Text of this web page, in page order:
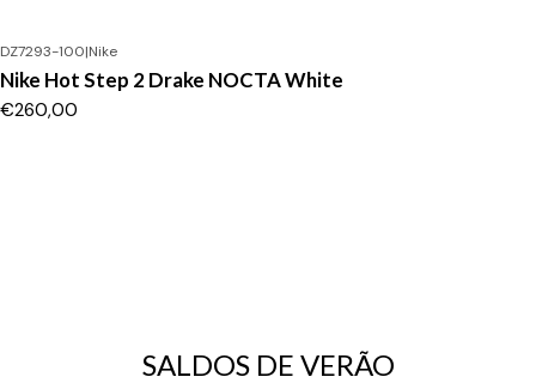
DZ7293-100|Nike
Nike Hot Step 2 Drake NOCTA White
€260,00
SALDOS DE VERÃO